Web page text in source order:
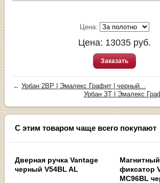
Цена:
Цена: 13035 руб.
Заказать
←Урбан 2ВР | Эмалекс Графит | черный...
Урбан ЗТ | Эмалекс
С этим товаром чаще всего покупают
Дверная ручка Vantage
черный V54BL AL
фиксатор
MC96BL